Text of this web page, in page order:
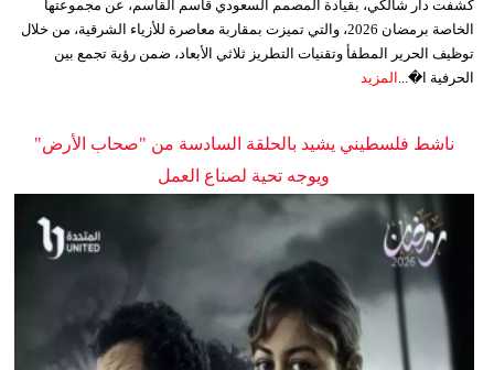
كشفت دار شالكي، بقيادة المصمم السعودي قاسم القاسم، عن مجموعتها
الخاصة برمضان 2026، والتي تميزت بمقاربة معاصرة للأزياء الشرقية، من خلال
توظيف الحرير المطفأ وتقنيات التطريز ثلاثي الأبعاد، ضمن رؤية تجمع بين
الحرفية ا�... المزيد
ناشط فلسطيني يشيد بالحلقة السادسة من "صحاب الأرض"
ويوجه تحية لصناع العمل